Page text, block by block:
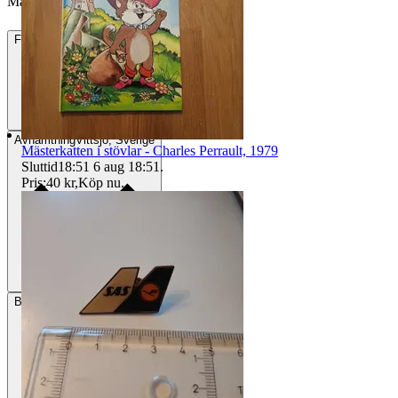
Frakt Från 51 kr
AvhämtningVittsjö, Sverige
Betalning Via Tradera
Mästerkatten i stövlar - Charles Perrault, 1979
Sluttid18:51 6 aug 18:51 .
Pris:40 kr,Köp nu.